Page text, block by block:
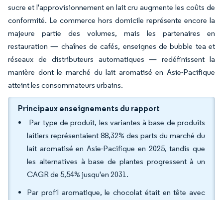
sucre et l'approvisionnement en lait cru augmente les coûts de
conformité. Le commerce hors domicile représente encore la
majeure partie des volumes, mais les partenaires en
restauration — chaînes de cafés, enseignes de bubble tea et
réseaux de distributeurs automatiques — redéfinissent la
manière dont le marché du lait aromatisé en Asie-Pacifique
atteint les consommateurs urbains.
Principaux enseignements du rapport
Par type de produit, les variantes à base de produits
laitiers représentaient 88,32% des parts du marché du
lait aromatisé en Asie-Pacifique en 2025, tandis que
les alternatives à base de plantes progressent à un
CAGR de 5,54% jusqu'en 2031.
Par profil aromatique, le chocolat était en tête avec